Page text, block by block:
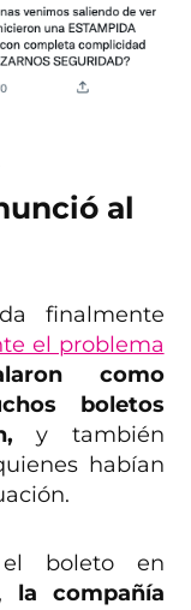
al
finalmente
el problema
como
boletos
y también
habían
el boleto en
la compañía